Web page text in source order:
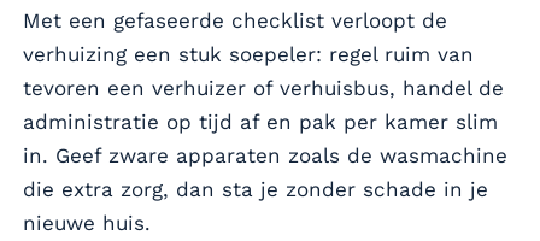
Met een gefaseerde checklist verloopt de
verhuizing een stuk soepeler: regel ruim van
tevoren een verhuizer of verhuisbus, handel de
administratie op tijd af en pak per kamer slim
in. Geef zware apparaten zoals de wasmachine
die extra zorg, dan sta je zonder schade in je
nieuwe huis.